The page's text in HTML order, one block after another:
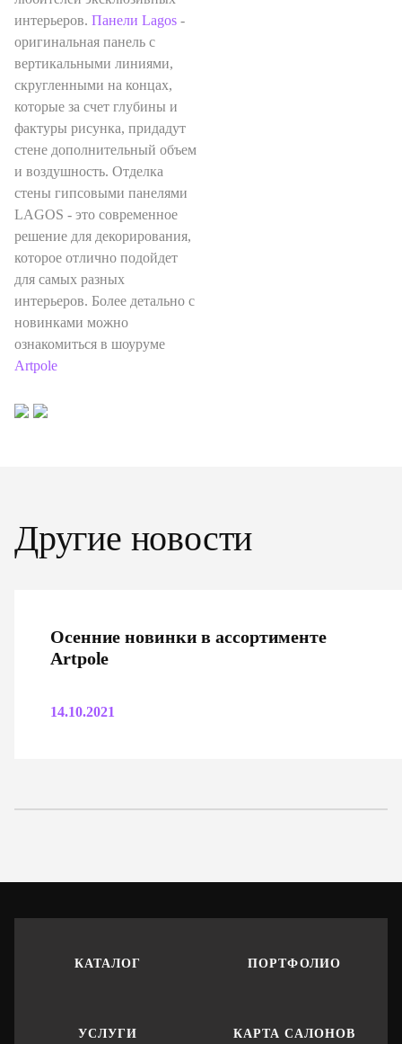
интерьеров. Панели Lagos -
оригинальная панель с
вертикальными линиями,
скругленными на концах,
которые за счет глубины и
фактуры рисунка, придадут
стене дополнительный объем
и воздушность. Отделка
стены гипсовыми панелями
LAGOS - это современное
решение для декорирования,
которое отлично подойдет
для самых разных
интерьеров. Более детально с
новинками можно
ознакомиться в шоуруме
Artpole
Другие новости
Осенние новинки в ассортименте
Artpole
14.10.2021
КАТАЛОГ ПОРТФОЛИО
УСЛУГИ КАРТА САЛОНОВ